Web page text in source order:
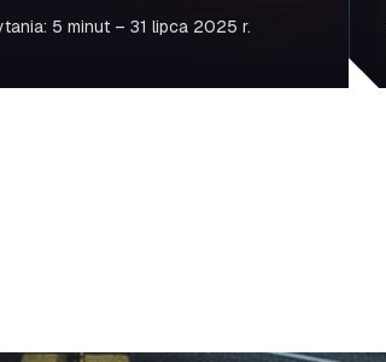
5 minut – 31 lipca 2025 r.